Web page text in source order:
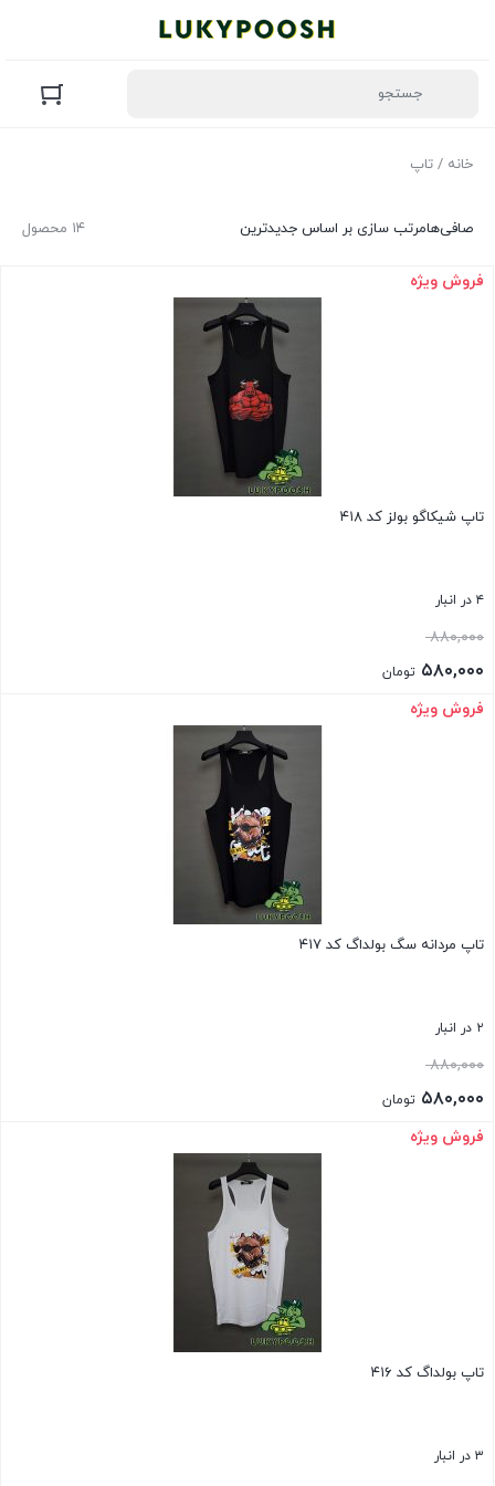
خانه / تاپ
۱۴ محصول صافی‌هامرتب سازی بر اساس جدیدترین
فروش ویژه
تاپ شیکاگو بولز کد ۴۱۸
۴ در انبار
۸۸۰,۰۰۰قیمت
اصلی:۵۸۰,۰۰۰ تومان
قیمت
بستن
فروش ویژه
تاپ مردانه سگ بولداگ کد ۴۱۷
۲ در انبار
۸۸۰,۰۰۰قیمت
اصلی:۵۸۰,۰۰۰ تومان
قیمت
بستن
فروش ویژه
تاپ بولداگ کد ۴۱۶
۳ در انبار